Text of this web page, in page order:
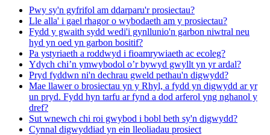
Pwy sy'n gyfrifol am ddarparu'r prosiectau?
Lle alla' i gael rhagor o wybodaeth am y prosiectau?
Fydd y gwaith sydd wedi'i gynllunio'n garbon niwtral neu
hyd yn oed yn garbon bositif?
Pa ystyriaeth a roddwyd i fioamrywiaeth ac ecoleg?
Ydych chi’n ymwybodol o’r bywyd gwyllt yn yr ardal?
Pryd fyddwn ni'n dechrau gweld pethau'n digwydd?
Mae llawer o brosiectau yn y Rhyl, a fydd yn digwydd ar yr
un pryd. Fydd hyn tarfu ar fynd a dod arferol yng nghanol y
dref?
Sut wnewch chi roi gwybod i bobl beth sy'n digwydd?
Cynnal digwyddiad yn ein lleoliadau prosiect